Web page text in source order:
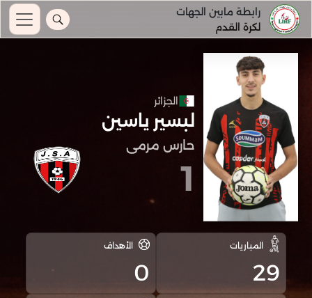
رابطة مابين الجهات
لكرة القدم
الجزائر
لبسير ياسين
حارس مرمى
1
المباريات
29
الأهداف
0